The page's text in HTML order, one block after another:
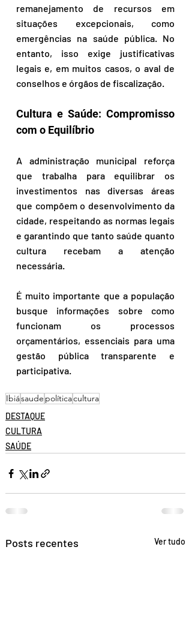
remanejamento de recursos em
situações excepcionais, como
emergências na saúde pública. No
entanto, isso exige justificativas
legais e, em muitos casos, o aval de
conselhos e órgãos de fiscalização.
Cultura e Saúde: Compromisso
com o Equilíbrio
A administração municipal reforça
que trabalha para equilibrar os
investimentos nas diversas áreas
que compõem o desenvolvimento da
cidade, respeitando as normas legais
e garantindo que tanto saúde quanto
cultura recebam a atenção
necessária.
É muito importante que a população
busque informações sobre como
funcionam os processos
orçamentários, essenciais para uma
gestão pública transparente e
participativa.
Ibiásaude políticacultura
DESTAQUE
CULTURA
SAÚDE
Posts recentes Ver tudo